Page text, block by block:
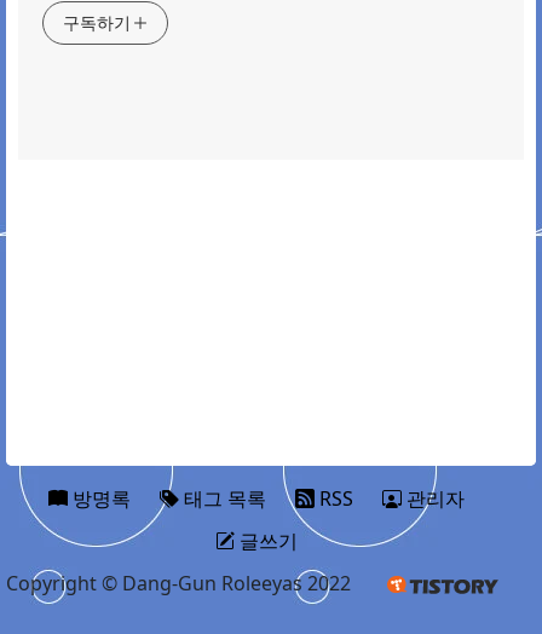
구독하기
방명록 태그 목록 RSS
관리자
글쓰기
Copyright © Dang-Gun Roleeyas 2022